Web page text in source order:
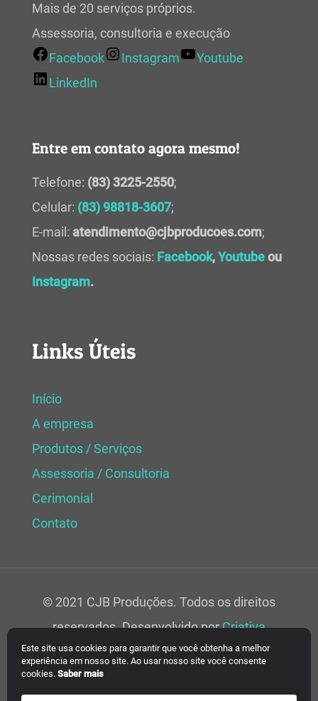
Este site usa cookies para garantir que você obtenha a melhor
experiência em nosso site. Ao usar nosso site você consente
cookies. Saber mais
Mais de 20 serviços próprios.
Assessoria, consultoria e execução
Facebook
Instagram
Youtube
LinkedIn
Entre em contato agora mesmo!
Telefone: (83) 3225-2550;
Celular: (83) 98818-3607;
E-mail: atendimento@cjbproducoes.com;
Nossas redes sociais: Facebook,Youtubeou
Instagram.
Links Úteis
Início
A empresa
Produtos / Serviços
Assessoria / Consultoria
Cerimonial
Contato
© 2021 CJB Produções. Todos os direitos
reservados. Desenvolvido porCriativa
Soluções Web.